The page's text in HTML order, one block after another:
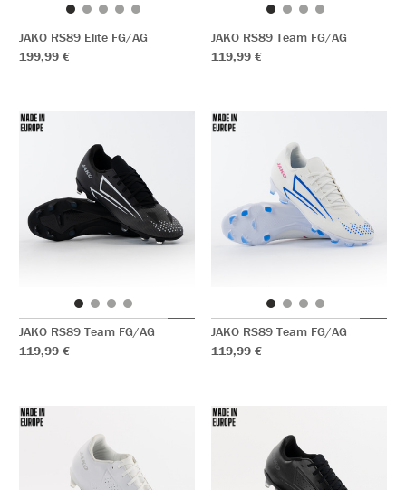
JAKO RS89 Elite FG/AG
199,99 €
JAKO RS89 Team FG/AG
119,99 €
JAKO RS89 Team FG/AG
119,99 €
JAKO RS89 Team FG/AG
119,99 €